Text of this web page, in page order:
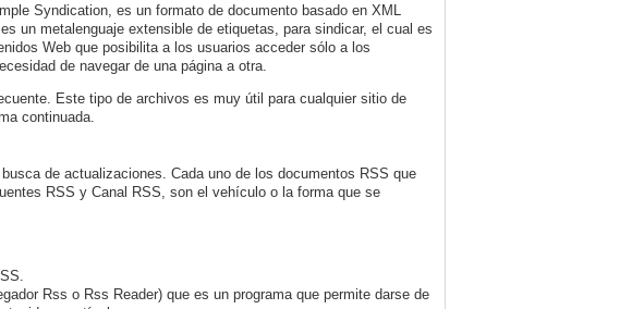
Syndication, es un formato de documento basado en XML
un metalenguaje extensible de etiquetas, para sindicar, el cual es
Web que posibilita a los usuarios acceder sólo a los
de navegar de una página a otra.
Este tipo de archivos es muy útil para cualquier sitio de
continuada.
de actualizaciones. Cada uno de los documentos RSS que
RSS y Canal RSS, son el vehículo o la forma que se
Rss o Rss Reader) que es un programa que permite darse de